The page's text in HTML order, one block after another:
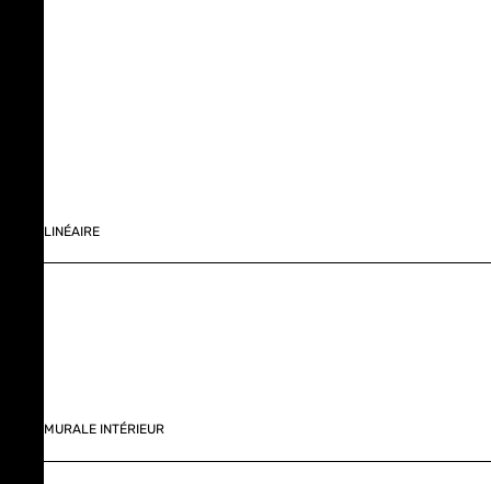
LINÉAIRE
MURALE INTÉRIEUR